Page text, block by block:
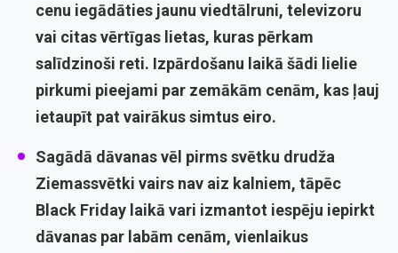
cenu iegādāties jaunu viedtālruni, televizoru
vai citas vērtīgas lietas, kuras pērkam
salīdzinoši reti. Izpārdošanu laikā šādi lielie
pirkumi pieejami par zemākām cenām, kas ļauj
ietaupīt pat vairākus simtus eiro.
Sagādā dāvanas vēl pirms svētku drudža
Ziemassvētki vairs nav aiz kalniem, tāpēc
Black Friday laikā vari izmantot iespēju iepirkt
dāvanas par labām cenām, vienlaikus